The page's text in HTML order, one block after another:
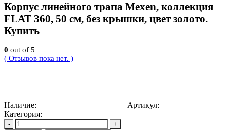
Корпус линейного трапа Mexen, коллекция
FLAT 360, 50 см, без крышки, цвет золото.
Купить
0 out of 5
( Отзывов пока нет. )
Наличие: Артикул:
Категория:
-
+